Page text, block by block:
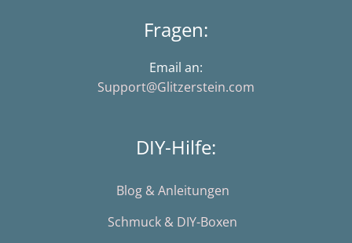
Fragen:
Email an:
Support@Glitzerstein.com
DIY-Hilfe:
Blog & Anleitungen
Schmuck & DIY-Boxen